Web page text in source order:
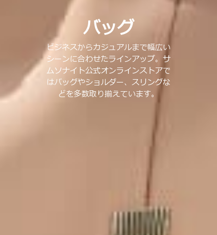
バッグ
ビジネスからカジュアルまで幅広い
シーンに合わせたラインアップ。サ
ムソナイト公式オンラインストアで
はバッグやショルダー、スリングな
どを多数取り揃えています。